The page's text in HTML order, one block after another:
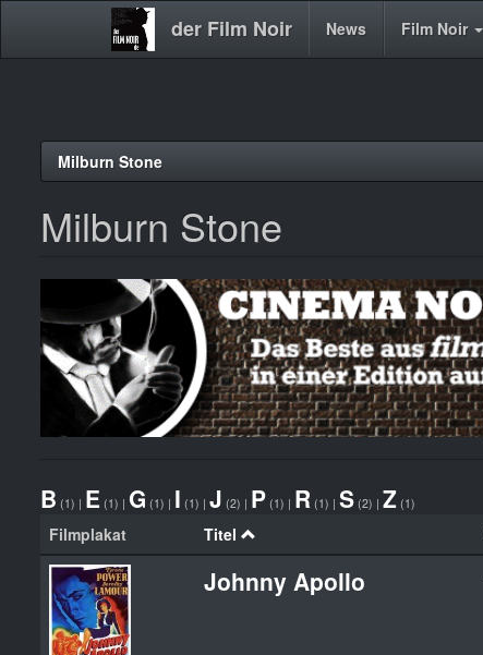
der Film Noir
Main News Film Noir
Milburn Stone
Milburn Stone
B (1) | E (1) | G (1) | I (1) | J (2) | P (1) | R (1) | S (2) | Z (1)
Filmplakat Titel
Johnny Apollo